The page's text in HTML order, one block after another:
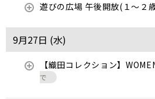
遊びの広場 午後開放(１～２
9月27日 (水)
【織田コレクション】
で